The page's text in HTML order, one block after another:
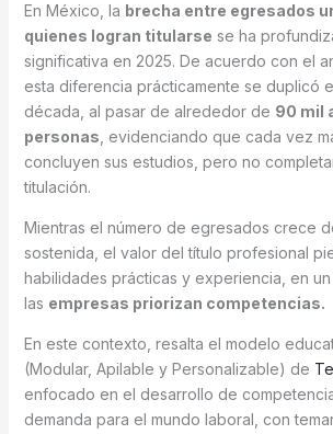
En México, la brecha entre egresados
quienes logran titularse se ha
significativa en 2025. De acuerdo con el
esta diferencia prácticamente se duplicó
década, al pasar de alrededor de 90 mil
personas , evidenciando que cada vez
concluyen sus estudios, pero no
titulación.
Mientras el número de egresados crece
sostenida, el valor del título profesional
habilidades prácticas y experiencia, en
las empresas priorizan competencias.
En este contexto, resalta el modelo
(Modular, Apilable y Personalizable) de
enfocado en el desarrollo de
demanda para el mundo laboral, con